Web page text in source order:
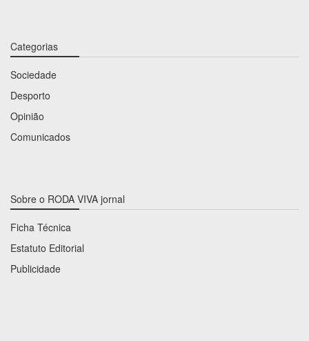
Categorias
Sociedade
Desporto
Opinião
Comunicados
Sobre o RODA VIVA jornal
Ficha Técnica
Estatuto Editorial
Publicidade